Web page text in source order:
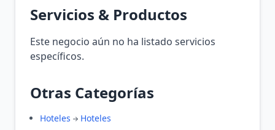
Servicios & Productos
Este negocio aún no ha listado servicios
específicos.
Otras Categorías
Hoteles
Hoteles